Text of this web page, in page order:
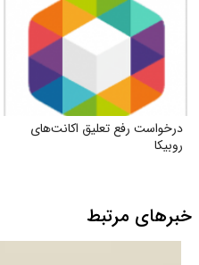
درخواست رفع تعلیق اکانت‌های
روبیکا
خبرهای مرتبط